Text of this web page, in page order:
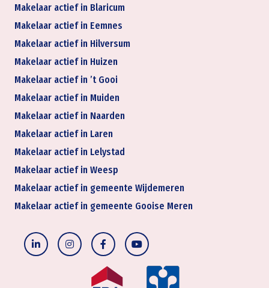
Makelaar actief in Blaricum
Makelaar actief in Eemnes
Makelaar actief in Hilversum
Makelaar actief in Huizen
Makelaar actief in ’t Gooi
Makelaar actief in Muiden
Makelaar actief in Naarden
Makelaar actief in Laren
Makelaar actief in Lelystad
Makelaar actief in Weesp
Makelaar actief in gemeente Wijdemeren
Makelaar actief in gemeente Gooise Meren